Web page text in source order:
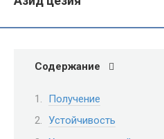
Содержание
Получение
Устойчивость